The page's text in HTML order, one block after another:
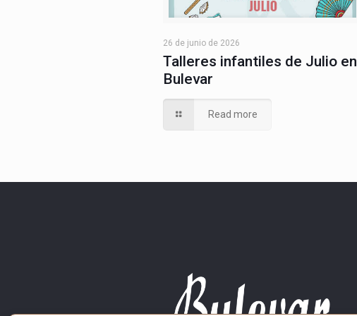
26 de junio de 2026
Talleres infantiles de Julio en
Bulevar
Read more